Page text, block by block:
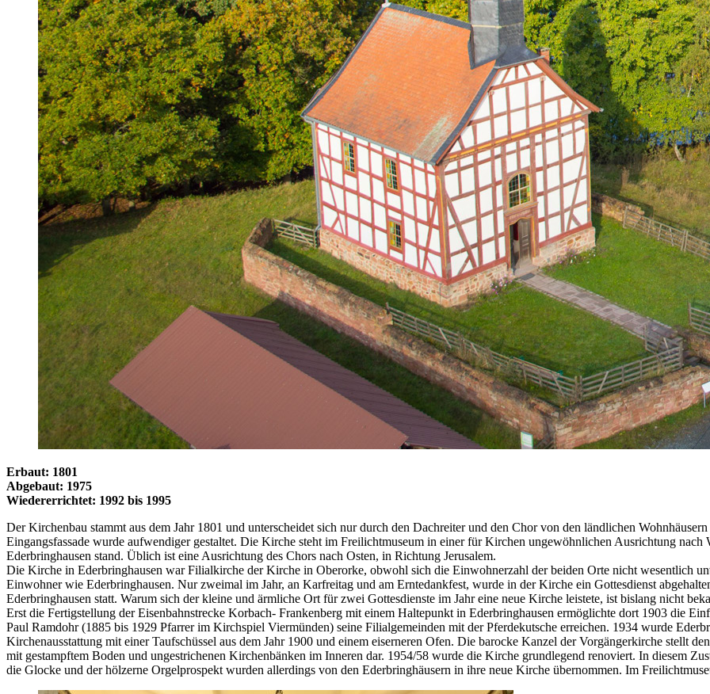
Erbaut: 1801
Abgebaut: 1975
Wiedererrichtet: 1992 bis 1995
Der Kirchenbau stammt aus dem Jahr 1801 und unterscheidet sich nur durch den Dachreiter und den Chor von den ländlichen
Eingangsfassade wurde aufwendiger gestaltet. Die Kirche steht im Freilichtmuseum in einer für Kirchen ungewöhnlichen Ausrichtung
Ederbringhausen stand. Üblich ist eine Ausrichtung des Chors nach Osten, in Richtung Jerusalem.
Die Kirche in Ederbringhausen war Filialkirche der Kirche in Oberorke, obwohl sich die Einwohnerzahl der beiden Orte nicht wesentlich
Einwohner wie Ederbringhausen. Nur zweimal im Jahr, an Karfreitag und am Erntedankfest, wurde in der Kirche ein Gottesdienst
Ederbringhausen statt. Warum sich der kleine und ärmliche Ort für zwei Gottesdienste im Jahr eine neue Kirche leistete, ist bislang nicht
Erst die Fertigstellung der Eisenbahnstrecke Korbach- Frankenberg mit einem Haltepunkt in Ederbringhausen ermöglichte dort 1903 die
Paul Ramdohr (1885 bis 1929 Pfarrer im Kirchspiel Viermünden) seine Filialgemeinden mit der Pferdekutsche erreichen. 1934 wurde
Kirchenausstattung mit einer Taufschüssel aus dem Jahr 1900 und einem eiserneren Ofen. Die barocke Kanzel der Vorgängerkirche stellt
mit gestampftem Boden und ungestrichenen Kirchenbänken im Inneren dar. 1954/58 wurde die Kirche grundlegend renoviert. In diesem
die Glocke und der hölzerne Orgelprospekt wurden allerdings von den Ederbringhäusern in ihre neue Kirche übernommen. Im